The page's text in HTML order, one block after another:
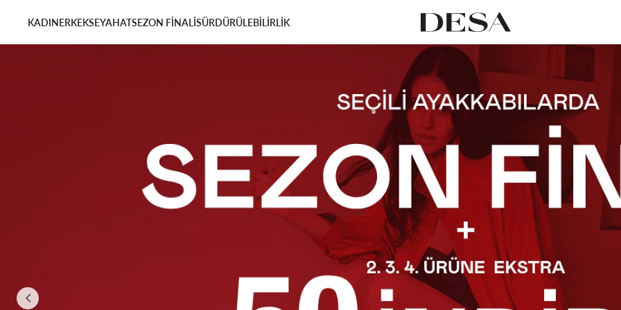
KADINERKEKSEYAHATSEZON FİNALİSÜRDÜRÜLEBİLİRLİK